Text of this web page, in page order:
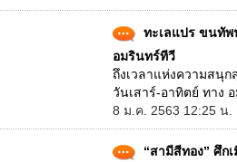
ทะเลแปร ขนทั
อมรินทร์ทีวี
ถึงเวลาแห่งความสนุ
วันเสาร์-อาทิตย์ ทาง อ
8 ม.ค. 2563 12:25 น.
“สามีสีทอง” ศึก